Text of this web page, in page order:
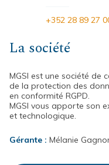
+352 28 89 27
La société
MGSI est une société de
de la protection des
en conformité RGPD.
MGSI vous apporte son
et technologique.
Gérante : Mélanie